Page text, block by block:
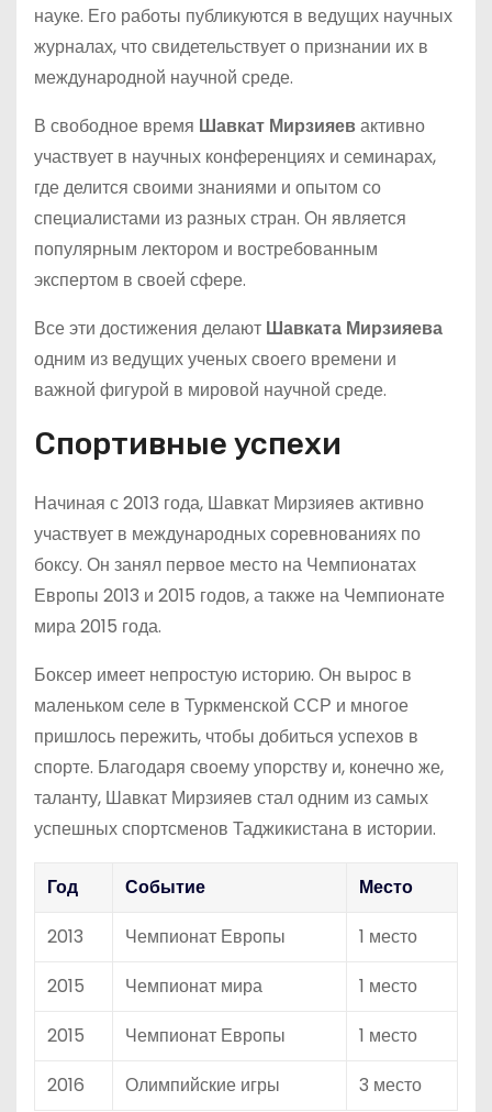
науке. Его работы публикуются в ведущих научных
журналах, что свидетельствует о признании их в
международной научной среде.
В свободное время Шавкат Мирзияевактивно
участвует в научных конференциях и семинарах,
где делится своими знаниями и опытом со
специалистами из разных стран. Он является
популярным лектором и востребованным
экспертом в своей сфере.
Все эти достижения делают Шавката Мирзияева
одним из ведущих ученых своего времени и
важной фигурой в мировой научной среде.
Спортивные успехи
Начиная с 2013 года, Шавкат Мирзияев активно
участвует в международных соревнованиях по
боксу. Он занял первое место на Чемпионатах
Европы 2013 и 2015 годов, а также на Чемпионате
мира 2015 года.
Боксер имеет непростую историю. Он вырос в
маленьком селе в Туркменской ССР и многое
пришлось пережить, чтобы добиться успехов в
спорте. Благодаря своему упорству и, конечно же,
таланту, Шавкат Мирзияев стал одним из самых
успешных спортсменов Таджикистана в истории.
Год Событие
Место
2013
Чемпионат Европы
1 место
2015
Чемпионат мира
1 место
2015
Чемпионат Европы
1 место
2016
Олимпийские игры 3 место